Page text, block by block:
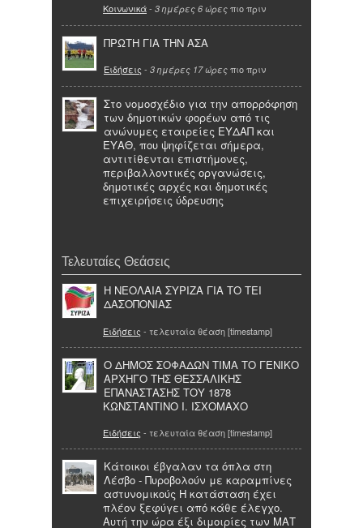
Κοινωνικά- 3 ημέρες 6 ώρες πιο πριν
ΠΡΩΤΗ ΓΙΑ ΤΗΝ ΑΣΑ
Ειδήσεις - 3 ημέρες 17 ώρες πιο πριν
Στο νομοσχέδιο για την απορρόφηση
των δημοτικών φορέων από τις
ανώνυμες εταιρείες ΕΥΔΑΠ και
ΕΥΑΘ, που ψηφίζεται σήμερα,
αντιτίθενται επιστήμονες,
περιβαλλοντικές οργανώσεις,
δημοτικές αρχές και δημοτικές
επιχειρήσεις ύδρευσης
Τελευταίες Θεάσεις
Η ΝΕΟΛΑΙΑ ΣΥΡΙΖΑ ΓΙΑ ΤΟ ΤΕΙ
ΔΑΣΟΠΟΝΙΑΣ
Ειδήσεις - τελευταία θέαση [timestamp]
Ο ΔΗΜΟΣ ΣΟΦΑΔΩΝ ΤΙΜΑ ΤΟ ΓΕΝΙΚΟ
ΑΡΧΗΓΟ ΤΗΣ ΘΕΣΣΑΛΙΚΗΣ
ΕΠΑΝΑΣΤΑΣΗΣ ΤΟΥ 1878
ΚΩΝΣΤΑΝΤΙΝΟ Ι. ΙΣΧΟΜΑΧΟ
Ειδήσεις - τελευταία θέαση [timestamp]
Κάτοικοι έβγαλαν τα όπλα στη
Λέσβο - Πυροβολούν με καραμπίνες
αστυνομικούς Η κατάσταση έχει
πλέον ξεφύγει από κάθε έλεγχο.
Αυτή την ώρα έξι διμοιρίες των ΜΑΤ